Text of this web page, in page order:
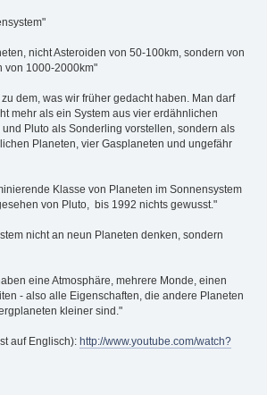
nicht Asteroiden von 50-100km, sondern von
von 1000-2000km"
dem, was wir früher gedacht haben. Man darf
mehr als ein System aus vier erdähnlichen
Pluto als Sonderling vorstellen, sondern als
Planeten, vier Gasplaneten und ungefähr
Klasse von Planeten im Sonnensystem
von Pluto, bis 1992 nichts gewusst."
nicht an neun Planeten denken, sondern
eine Atmosphäre, mehrere Monde, einen
- also alle Eigenschaften, die andere Planeten
kleiner sind."
auf Englisch): http://www.youtube.com/watch?